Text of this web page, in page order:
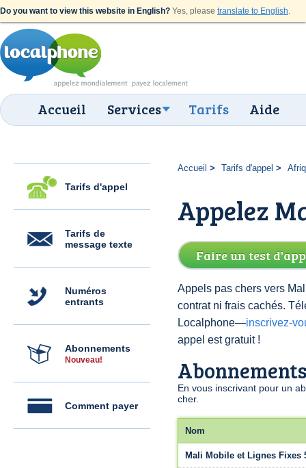
Do you want to view this website in English? Yes, please translate to English.
Accueil Services Tarifs Aide
Tarifs d'appel
Tarifs de
message texte
Numéros
entrants
Abonnements
Nouveau!
Comment payer
Accueil Tarifs d'appel
Appelez
Faire un test
Appels pas chers vers
contrat ni frais cachés.
Localphone—inscrivez-
appel est gratuit !
En vous inscrivant pour un
cher.
Nom
Mali Mobile et Lignes Fixes